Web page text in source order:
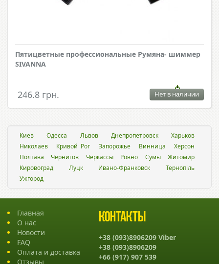
Пятицветные профессиональные Румяна- шиммер
SIVANNA
246.8 грн. Нет в наличии
Киев Одесса Львов Днепропетровск
Харьков
Николаев
Кривой Рог Запорожье Винница
Херсон
Полтава
Чернигов Черкассы Ровно Сумы
Житомир
Кировоград
Луцк Ивано-Франковск
Тернопіль
Ужгород
Главная
О нас
Новости
FAQ
Оплата и доставка
Отзывы
Контакты
+38 (093)8906209 Viber
+38 (093)8906209
+66 (917) 907 539